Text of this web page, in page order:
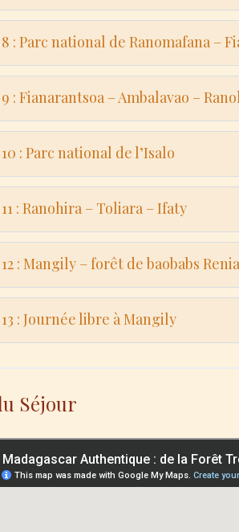
avec
de
les
: Parc national de Ranomafana –
: Fianarantsoa – Ambalavao –
: Parc national de l’Isalo
de
midi
: Ranohira – Toliara – Ifaty
des
: Mangily – forêt de baobabs
Vezo
: Journée libre à Mangily
Séjour